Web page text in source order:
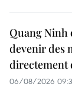
Quang Ninh
devenir des
directement
06/08/2026